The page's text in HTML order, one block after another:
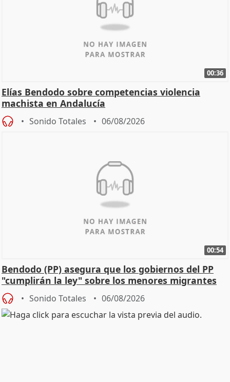
00:36
Elías Bendodo sobre competencias violencia
machista en Andalucía
Sonido Totales 06/08/2026
00:54
Bendodo (PP) asegura que los gobiernos del PP
"cumplirán la ley" sobre los menores migrantes
Sonido Totales 06/08/2026